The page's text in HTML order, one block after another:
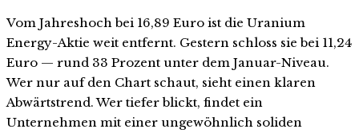
Vom Jahreshoch bei 16,89 Euro ist die Uranium
Energy-Aktie weit entfernt. Gestern schloss sie bei 11,24
Euro — rund 33 Prozent unter dem Januar-Niveau.
Wer nur auf den Chart schaut, sieht einen klaren
Abwärtstrend. Wer tiefer blickt, findet ein
Unternehmen mit einer ungewöhnlich soliden